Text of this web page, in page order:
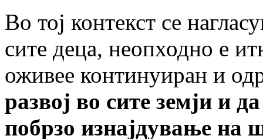
Во тој контекст се
сите деца, неопходно е
оживее континуиран и
развој во сите земји и
побрзо изнајдување на